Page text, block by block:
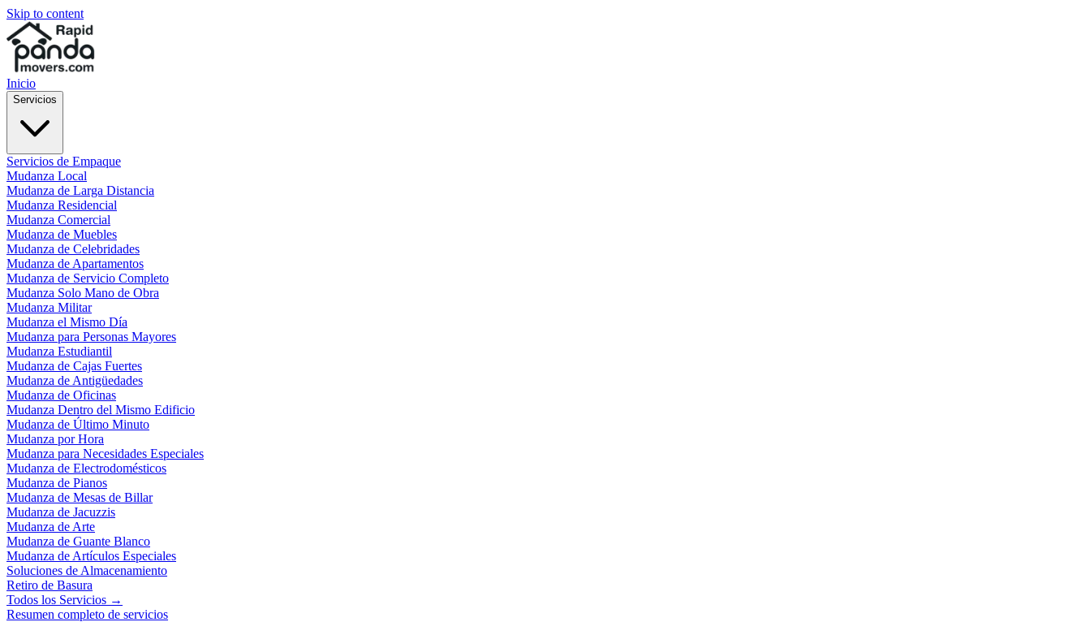
Skip to content
Inicio
Servicios
Servicios de Empaque
Mudanza Local
Mudanza de Larga Distancia
Mudanza Residencial
Mudanza Comercial
Mudanza de Muebles
Mudanza de Celebridades
Mudanza de Apartamentos
Mudanza de Servicio Completo
Mudanza Solo Mano de Obra
Mudanza Militar
Mudanza el Mismo Día
Mudanza para Personas Mayores
Mudanza Estudiantil
Mudanza de Cajas Fuertes
Mudanza de Antigüedades
Mudanza de Oficinas
Mudanza Dentro del Mismo Edificio
Mudanza de Último Minuto
Mudanza por Hora
Mudanza para Necesidades Especiales
Mudanza de Electrodomésticos
Mudanza de Pianos
Mudanza de Mesas de Billar
Mudanza de Jacuzzis
Mudanza de Arte
Mudanza de Guante Blanco
Mudanza de Artículos Especiales
Soluciones de Almacenamiento
Retiro de Basura
Todos los Servicios →
Resumen completo de servicios